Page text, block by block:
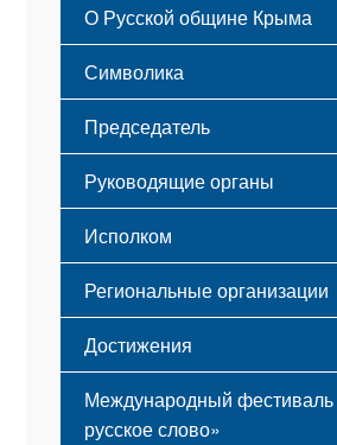
О Русской общине Крыма
Этапы становления
Принципы деятельности
Структура
Мероприятия
Символика
Флаг
Герб
Гимн
Председатель
Руководящие органы
Исполком
Региональные организации
Достижения
Международный фестиваль
русское слово»